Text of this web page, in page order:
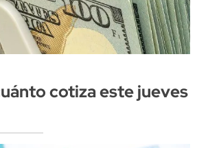
cotiza este jueves